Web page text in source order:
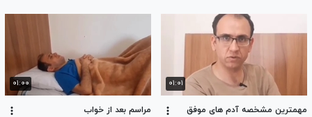
۰۱:۰۱
مهمترین مشخصه آدم های موفق
۰۱:۰۰
مراسم بعد از خواب